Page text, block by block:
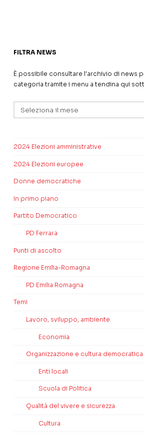
FILTRA NEWS
È possibile consultare l'archivio di news
categoria tramite i menu a tendina qui
2024 Elezioni amministrative
2024 Elezioni europee
Donne democratiche
In primo piano
Partito Democratico
PD Ferrara
Punti di ascolto
Regione Emilia-Romagna
PD Emilia Romagna
Temi
Lavoro, sviluppo, ambiente
Economia
Organizzazione e cultura democratica
Enti locali
Scuola di Politica
Qualità del vivere e sicurezza
Cultura